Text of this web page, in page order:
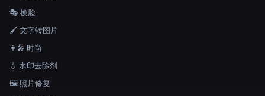
🎭 换脸
🖌️ 文字转图片
👩‍🎤 时尚
💧 水印去除剂
🖼️ 照片修复